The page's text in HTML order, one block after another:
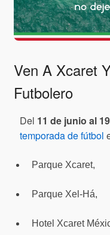
Ven A Xcaret
Futbolero
Del 11 de junio al
temporada de fútbol
Parque Xcaret,
Parque Xel-Há,
Hotel Xcaret